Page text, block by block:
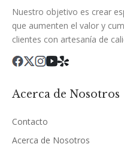
Nuestro objetivo es crear
que aumenten el valor y
clientes con artesanía de
Acerca de Nosotros
Contacto
Acerca de Nosotros